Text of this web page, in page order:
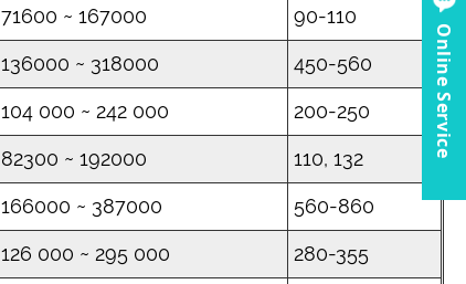
71600 ~ 167000 90-110
136000 ~ 318000 450-560
104 000 ~ 242 000 200-250
82300 ~ 192000 110, 132
166000 ~ 387000 560-860
126 000 ~ 295 000 280-355
Online Service